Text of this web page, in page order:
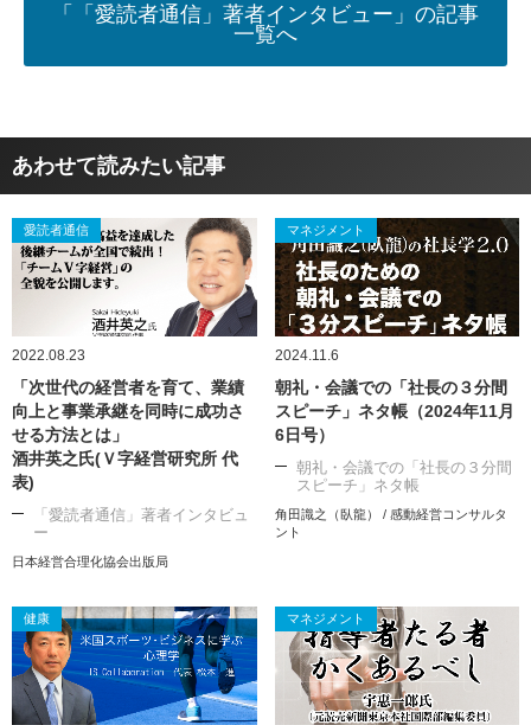
「「愛読者通信」著者インタビュー」の記事
一覧へ
あわせて読みたい記事
愛読者通信
2022.08.23
「次世代の経営者を育て、業績
向上と事業承継を同時に成功さ
せる方法とは」
酒井英之氏(Ｖ字経営研究所 代
表)
「愛読者通信」著者インタビュ
ー
日本経営合理化協会出版局
マネジメント
2024.11.6
朝礼・会議での「社長の３分間
スピーチ」ネタ帳（2024年11月
6日号）
朝礼・会議での「社長の３分間
スピーチ」ネタ帳
角田識之（臥龍） / 感動経営コンサルタ
ント
健康 マネジメント